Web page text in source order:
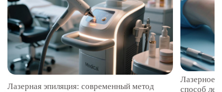
Лазерная эпиляция: современный метод
Лазерное
способ